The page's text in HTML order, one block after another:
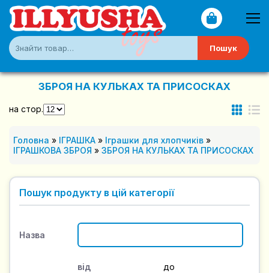
Пошук
ЗБРОЯ НА КУЛЬКАХ ТА ПРИСОСКАХ
на стор.
Головна » ІГРАШКА » Іграшки для хлопчиків »
ІГРАШКОВА ЗБРОЯ » ЗБРОЯ НА КУЛЬКАХ ТА ПРИСОСКАХ
Пошук продукту в цій категорії
Назва
від до